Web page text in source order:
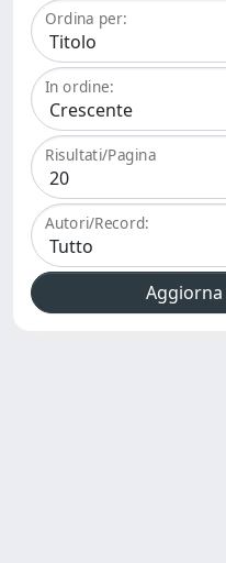
Ordina per:
In ordine:
Risultati/Pagina
Autori/Record: